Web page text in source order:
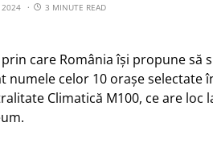
2024 3 MINUTE READ
care România își propune să
celor 10 orașe selectate
Climatică M100, ce are loc